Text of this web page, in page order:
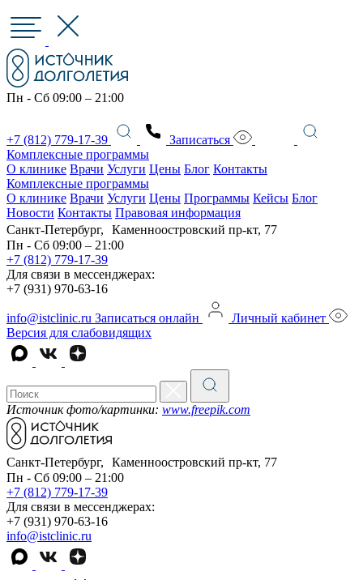
Пн - Сб 09:00 – 21:00
+7 (812) 779-17-39
Записаться
Комплексные программы
О клинике Врачи Услуги Цены Блог Контакты
Комплексные программы
О клинике Врачи Услуги Цены Программы Кейсы Блог
Новости Контакты Правовая информация
Санкт-Петербург, Каменноостровский пр-кт, 77
Пн - Сб 09:00 – 21:00
+7 (812) 779-17-39
Для связи в мессенджерах:
+7 (931) 970-63-16
info@istclinic.ru Записаться онлайн
Личный кабинет
Версия для слабовидящих
Источник фото/картинки: www.freepik.com
Санкт-Петербург, Каменноостровский пр-кт, 77
Пн - Сб 09:00 – 21:00
+7 (812) 779-17-39
Для связи в мессенджерах:
+7 (931) 970-63-16
info@istclinic.ru